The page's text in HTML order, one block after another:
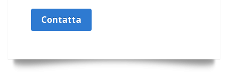
Contatta